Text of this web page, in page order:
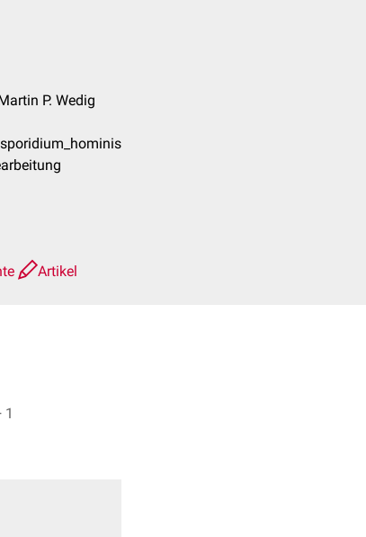
P. Wedig
Artikel
Bijan Fink + 1